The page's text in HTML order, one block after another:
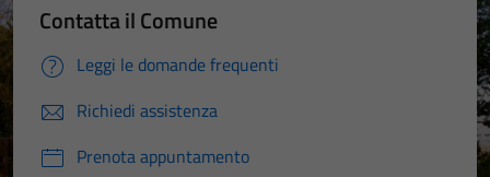
Contatta il Comune
Leggi le domande frequenti
Richiedi assistenza
Prenota appuntamento